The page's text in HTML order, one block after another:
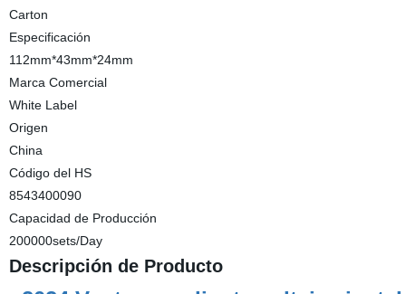
Carton
Especificación
112mm*43mm*24mm
Marca Comercial
White Label
Origen
China
Código del HS
8543400090
Capacidad de Producción
200000sets/Day
Descripción de Producto